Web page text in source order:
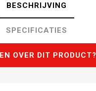
BESCHRIJVING
SPECIFICATIES
OVER DIT PRODUCT?